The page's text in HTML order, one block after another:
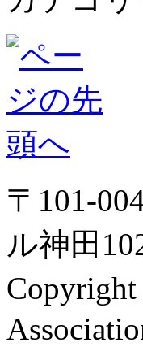
〒101-
ル神田
Copyright